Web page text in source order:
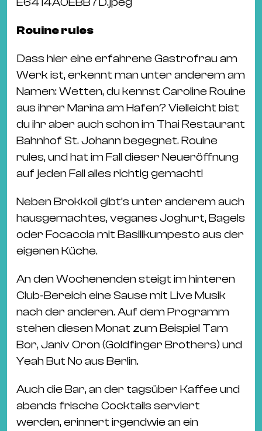
Rouine rules
Dass hier eine erfahrene Gastrofrau am
Werk ist, erkennt man unter anderem am
Namen: Wetten, du kennst Caroline Rouine
aus ihrer Marina am Hafen? Vielleicht bist
du ihr aber auch schon im Thai Restaurant
Bahnhof St. Johann begegnet. Rouine
rules, und hat im Fall dieser Neueröffnung
auf jeden Fall alles richtig gemacht!
Neben Brokkoli gibt’s unter anderem auch
hausgemachtes, veganes Joghurt, Bagels
oder Focaccia mit Basilikumpesto aus der
eigenen Küche.
An den Wochenenden steigt im hinteren
Club-Bereich eine Sause mit Live Musik
nach der anderen. Auf dem Programm
stehen diesen Monat zum Beispiel Tam
Bor, Janiv Oron (Goldfinger Brothers) und
Yeah But No aus Berlin.
Auch die Bar, an der tagsüber Kaffee und
abends frische Cocktails serviert
werden, erinnert irgendwie an ein